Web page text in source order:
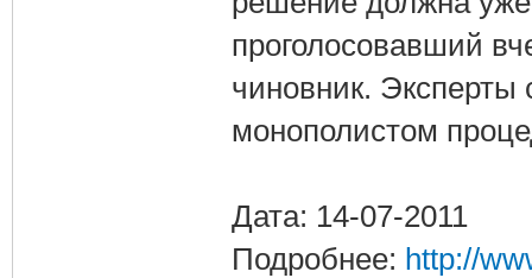
проголосовавший
чиновник. Эксперты
монополистом
Дата: 14-07-2011
Подробнее: http://